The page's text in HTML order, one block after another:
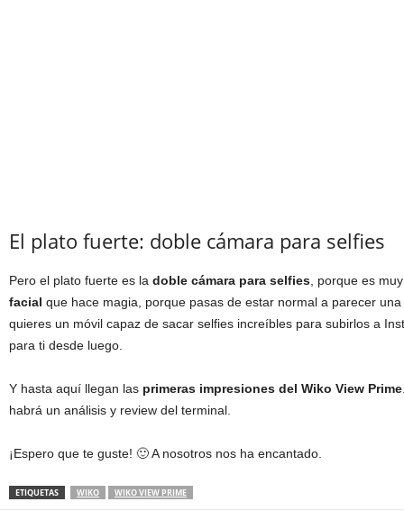
El plato fuerte: doble cámara para selfies
Pero el plato fuerte es la doble cámara para selfies , porque es
facial que hace magia, porque pasas de estar normal a parecer
quieres un móvil capaz de sacar selfies increíbles para subirlos a
para ti desde luego.
Y hasta aquí llegan las primeras impresiones del Wiko View Prime
habrá un análisis y review del terminal.
¡Espero que te guste! 🙂 A nosotros nos ha encantado.
ETIQUETAS WIKO WIKO VIEW PRIME